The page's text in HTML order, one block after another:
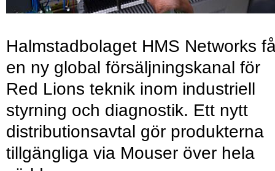
Halmstadbolaget HMS Networks
en ny global försäljningskanal för
Red Lions teknik inom industriell
styrning och diagnostik. Ett nytt
distributionsavtal gör produkterna
tillgängliga via Mouser över hela